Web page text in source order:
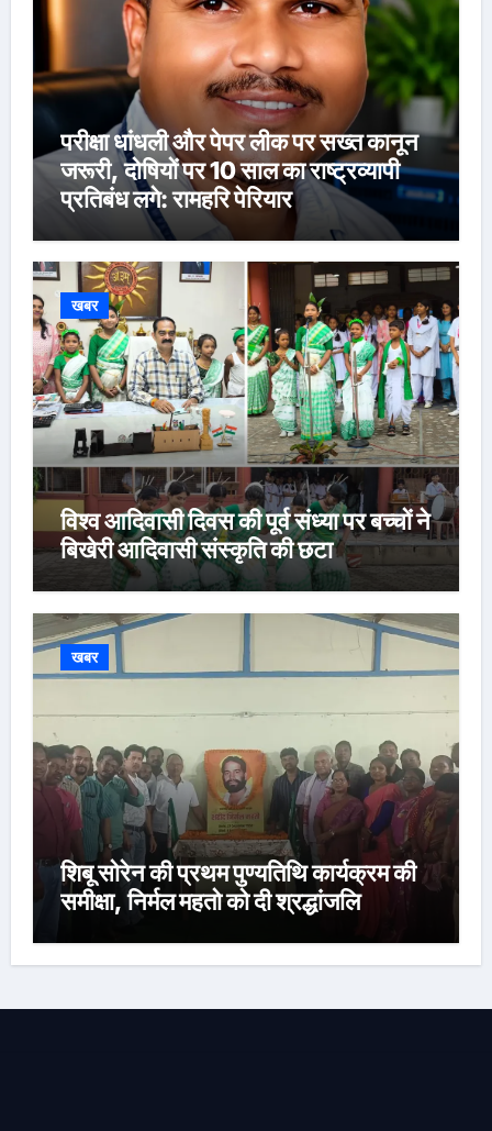
परीक्षा धांधली और पेपर लीक पर सख्त कानून
जरूरी, दोषियों पर 10 साल का राष्ट्रव्यापी
प्रतिबंध लगे: रामहरि पेरियार
खबर
विश्व आदिवासी दिवस की पूर्व संध्या पर बच्चों ने
बिखेरी आदिवासी संस्कृति की छटा
खबर
शिबू सोरेन की प्रथम पुण्यतिथि कार्यक्रम की
समीक्षा, निर्मल महतो को दी श्रद्धांजलि